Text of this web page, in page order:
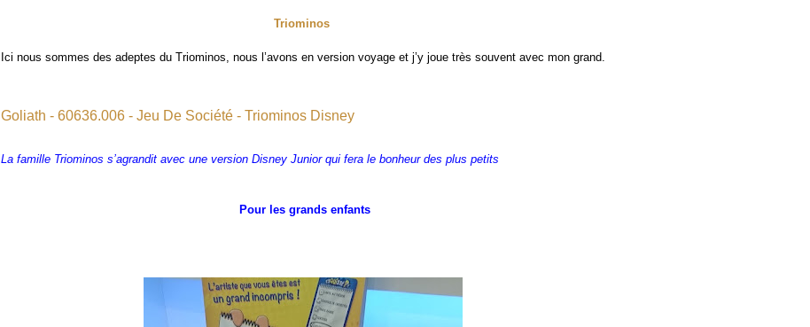
Triominos
Ici nous sommes des adeptes du Triominos, nous l’avons en version voyage et j’y joue très souvent avec mon grand.
Goliath - 60636.006 - Jeu De Société - Triominos Disney
La famille Triominos s’agrandit avec une version Disney Junior qui fera le bonheur des plus petits
Pour les grands enfants